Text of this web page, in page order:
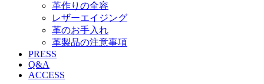
革作りの全容
レザーエイジング
革のお手入れ
革製品の注意事項
PRESS
Q&A
ACCESS